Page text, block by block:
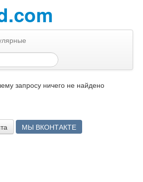
запросу ничего не найдено
МЫ ВКОНТАКТЕ